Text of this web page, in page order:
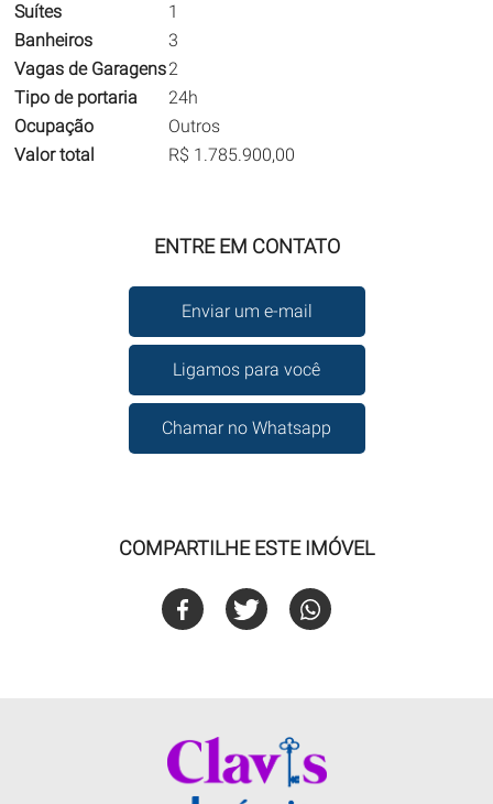
Suítes
1
Banheiros
3
Vagas de Garagens2
Tipo de portaria
24h
Ocupação
Outros
Valor total
R$ 1.785.900,00
ENTRE EM CONTATO
Enviar um e-mail
Ligamos para você
Chamar no Whatsapp
COMPARTILHE ESTE IMÓVEL